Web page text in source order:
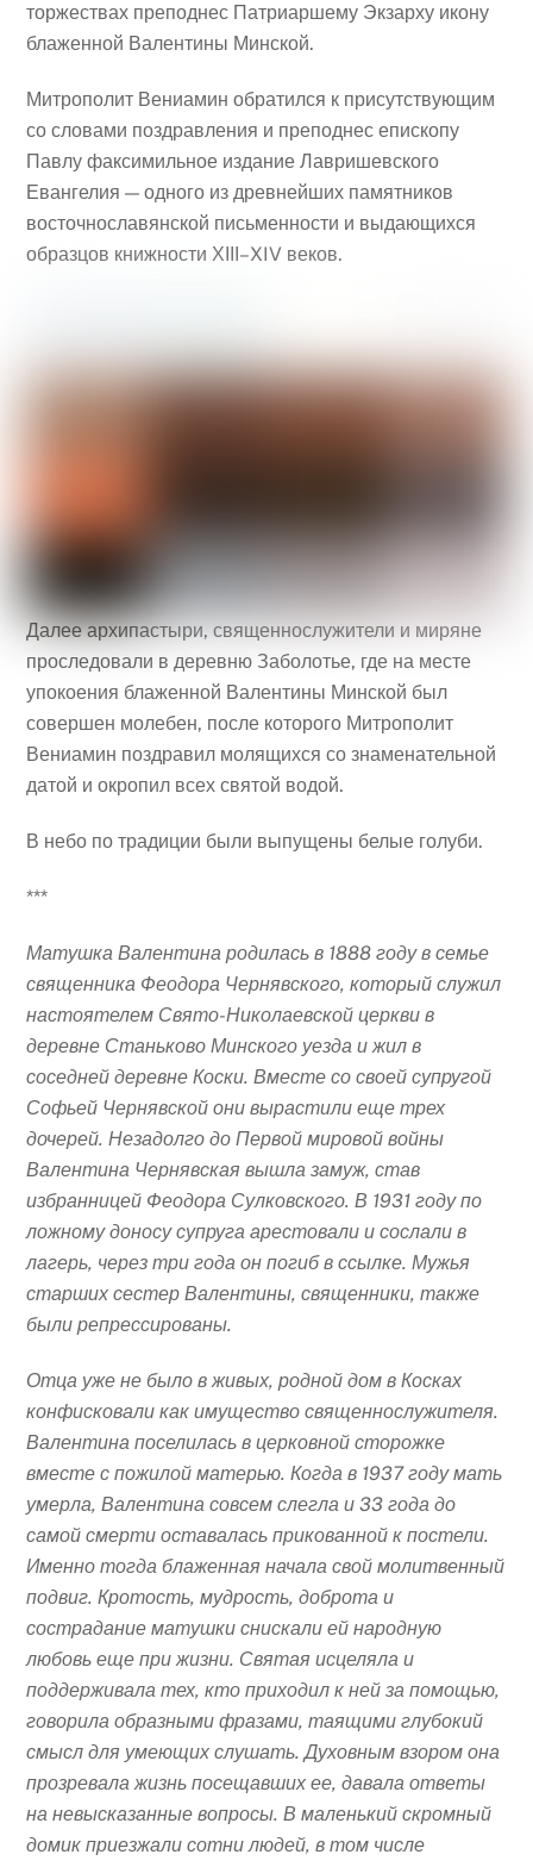
торжествах преподнес Патриаршему Экзарху икону
блаженной Валентины Минской.
Митрополит Вениамин обратился к присутствующим
со словами поздравления и преподнес епископу
Павлу факсимильное издание Лавришевского
Евангелия — одного из древнейших памятников
восточнославянской письменности и выдающихся
образцов книжности ХІІІ–XIV веков.
Далее архипастыри, священнослужители и миряне
проследовали в деревню Заболотье, где на месте
упокоения блаженной Валентины Минской был
совершен молебен, после которого Митрополит
Вениамин поздравил молящихся со знаменательной
датой и окропил всех святой водой.
В небо по традиции были выпущены белые голуби.
***
Матушка Валентина родилась в 1888 году в семье
священника Феодора Чернявского, который служил
настоятелем Свято-Николаевской церкви в
деревне Станьково Минского уезда и жил в
соседней деревне Коски. Вместе со своей супругой
Софьей Чернявской они вырастили еще трех
дочерей. Незадолго до Первой мировой войны
Валентина Чернявская вышла замуж, став
избранницей Феодора Сулковского. В 1931 году по
ложному доносу супруга арестовали и сослали в
лагерь, через три года он погиб в ссылке. Мужья
старших сестер Валентины, священники, также
были репрессированы.
Отца уже не было в живых, родной дом в Косках
конфисковали как имущество священнослужителя.
Валентина поселилась в церковной сторожке
вместе с пожилой матерью. Когда в 1937 году мать
умерла, Валентина совсем слегла и 33 года до
самой смерти оставалась прикованной к постели.
Именно тогда блаженная начала свой молитвенный
подвиг. Кротость, мудрость, доброта и
сострадание матушки снискали ей народную
любовь еще при жизни. Святая исцеляла и
поддерживала тех, кто приходил к ней за помощью,
говорила образными фразами, таящими глубокий
смысл для умеющих слушать. Духовным взором она
прозревала жизнь посещавших ее, давала ответы
на невысказанные вопросы. В маленький скромный
домик приезжали сотни людей, в том числе